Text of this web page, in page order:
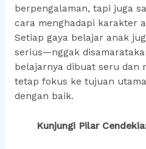
berpengalaman, tapi juga
cara menghadapi karakter
Setiap gaya belajar anak
serius—nggak
belajarnya dibuat seru dan
tetap fokus ke tujuan
dengan baik.
Kunjungi Pilar